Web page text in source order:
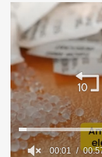
00:02